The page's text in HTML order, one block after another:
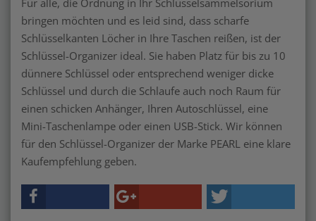
Für alle, die Ordnung in Ihr Schlüsselsammelsorium
bringen möchten und es leid sind, dass scharfe
Schlüsselkanten Löcher in Ihre Taschen reißen, ist der
Schlüssel-Organizer ideal. Sie haben Platz für bis zu 10
dünnere Schlüssel oder entsprechend weniger dicke
Schlüssel und durch die Schlaufe auch noch Raum für
einen schicken Anhänger, Ihren Autoschlüssel, eine
Mini-Taschenlampe oder einen USB-Stick. Wir können
für den Schlüssel-Organizer der Marke PEARL eine klare
Kaufempfehlung geben.